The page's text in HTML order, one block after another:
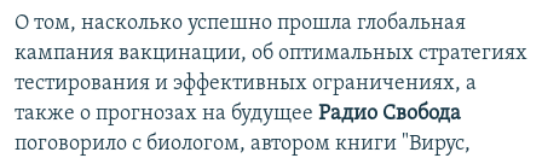
О том, насколько успешно прошла глобальная
кампания вакцинации, об оптимальных стратегиях
тестирования и эффективных ограничениях, а
также о прогнозах на будущее Радио Свобода
поговорило с биологом, автором книги "Вирус,